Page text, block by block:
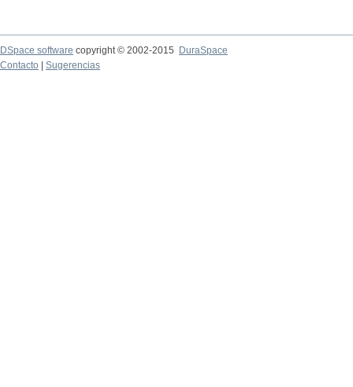
DSpace software copyright © 2002-2015
DuraSpace
Contacto
Sugerencias